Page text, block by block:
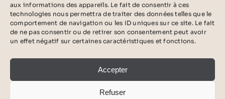
aux informations des appareils. Le fait de consentir à ces
technologies nous permettra de traiter des données telles que le
comportement de navigation ou les ID uniques sur ce site. Le fait
de ne pas consentir ou de retirer son consentement peut avoir
un effet négatif sur certaines caractéristiques et fonctions.
Accepter
Refuser